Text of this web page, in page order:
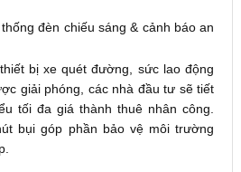
đèn chiếu sáng & cảnh báo an
bị xe quét đường, sức lao động
giải phóng, các nhà đầu tư sẽ tiết
tối đa giá thành thuê nhân công.
bụi góp phần bảo vệ môi trường